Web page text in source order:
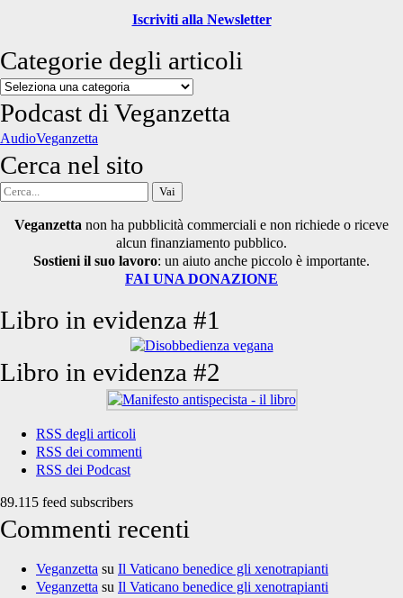
Iscriviti alla Newsletter
Categorie degli articoli
Categorie
degli
articoli
Podcast di Veganzetta
AudioVeganzetta
Cerca nel sito
Cerca
Veganzetta non ha pubblicità commerciali e non richiede o riceve
alcun finanziamento pubblico.
Sostieni il suo lavoro: un aiuto anche piccolo è importante.
FAI UNA DONAZIONE
Libro in evidenza #1
Libro in evidenza #2
RSS degli articoli
RSS dei commenti
RSS dei Podcast
89.115 feed subscribers
Commenti recenti
Veganzetta su Il Vaticano benedice gli xenotrapianti
Veganzetta su Il Vaticano benedice gli xenotrapianti